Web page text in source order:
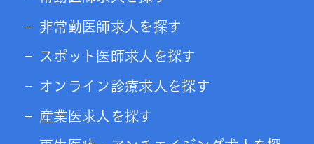
非常勤医師求人を探す
スポット医師求人を探す
オンライン診療求人を探す
産業医求人を探す